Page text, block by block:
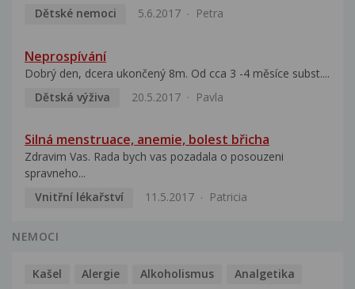
Dětské nemoci
5.6.2017 Petra
Neprospívání
Dobrý den, dcera ukončený 8m. Od cca 3 -4 měsíce subst....
Dětská výživa
20.5.2017 Pavla
Silná menstruace, anemie, bolest břicha
Zdravim Vas. Rada bych vas pozadala o posouzeni
spravneho...
Vnitřní lékařství
11.5.2017 Patricia
NEMOCI
Kašel Alergie Alkoholismus
Analgetika